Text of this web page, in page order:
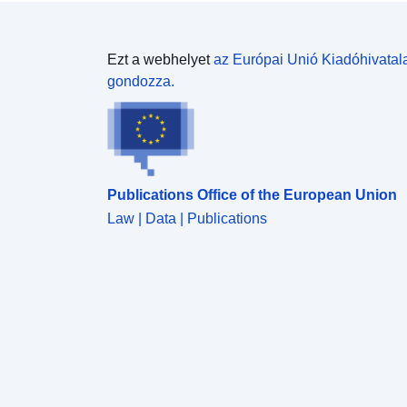
Ezt a webhelyetaz Európai Unió
gondozza.
Publications Office of the European Union
Law | Data | Publications